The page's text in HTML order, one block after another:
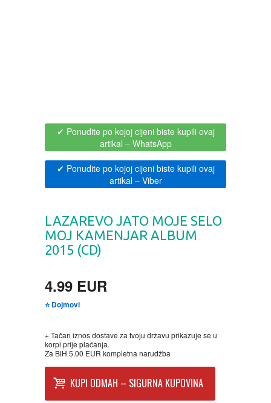
DRUSTVENA IGRA
DUH I TELO
EDUKATIVNI
EROTSKI
ESEJISTIKA
FANTASTIKA
INTERNET I RAČUNARI
ISTORIJSKI
✔ Ponudite po kojoj cijeni biste kupili ovaj
artikal – WhatsApp
✔ Ponudite po kojoj cijeni biste kupili ovaj
artikal– Viber
LAZAREVO JATO MOJE SELO
MOJ KAMENJAR ALBUM
2015 (CD)
4.99 EUR
⭐ Dojmovi
+ Tačan iznos dostave za tvoju državu prikazuje se u
korpi prije plaćanja.
Za BiH 5.00 EUR kompletna narudžba
KUPI ODMAH – SIGURNA KUPOVINA